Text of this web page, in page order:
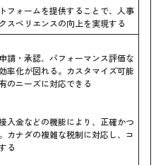
フォームを提供することで、人事
スペリエンスの向上を実現する
請・承認、パフォーマンス評価な
率化が図れる。カスタマイズ可能
のニーズに対応できる
入金などの機能により、正確かつ
カナダの複雑な税制に対応し、コ
る